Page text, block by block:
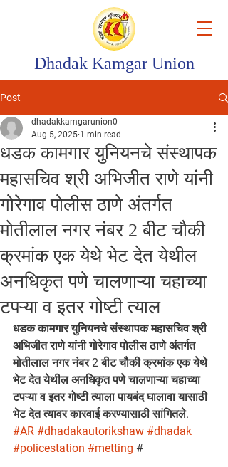
Dhadak Kamgar Union
Post
धडक कामगार युनियनचे संस्थापक
महासचिव श्री अभिजीत राणे यांनी
गोरेगाव पोलीस ठाणे अंतर्गत
मोतीलाल नगर नंबर 2 बीट चौकी
क्रमांक एक येथे भेट देत येथील
अनधिकृत पणे चालणाऱ्या चहाच्या
टपऱ्या व इतर गोष्टी त्याल
dhadakkamgarunion0
Aug 5, 2025 1 min read
धडक कामगार युनियनचे संस्थापक महासचिव श्री
अभिजीत राणे यांनी गोरेगाव पोलीस ठाणे अंतर्गत
मोतीलाल नगर नंबर 2 बीट चौकी क्रमांक एक येथे
भेट देत येथील अनधिकृत पणे चालणाऱ्या चहाच्या
टपऱ्या व इतर गोष्टी त्याला पायबंद घालावा यासाठी
भेट देत त्यावर कारवाई करण्यासाठी सांगितले.
#AR #dhadakautorikshaw #dhadak
#policestation #metting #